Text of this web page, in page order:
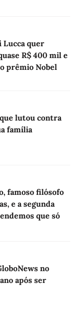
Lucca quer
R$ 400 mil e
prêmio Nobel
lutou contra
família
famoso filósofo
e a segunda
que só
no
após ser